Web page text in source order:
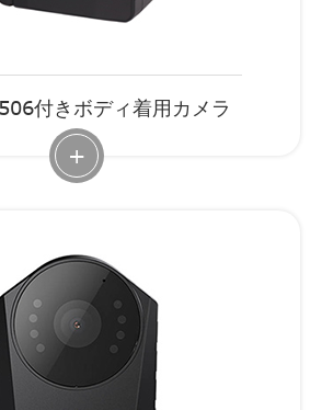
付きボディ着用カメラ
+